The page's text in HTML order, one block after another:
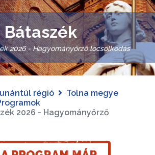
Bátaszék
2026 - Hagyományőrző locsolkodás
régió
Tolna megye
2026 - Hagyományőrző